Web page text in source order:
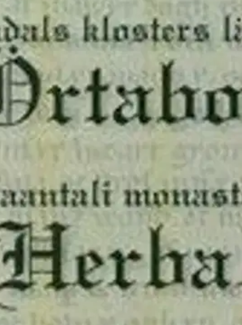
pakettiautomaattiin tai
luvulla laaditusta alkuperäisestä ruotsinkielisestä
klosters bok från 1400-talet som beskriver sjukvård med hjälp
language describing herbal treatment in Naantali Monastery from the